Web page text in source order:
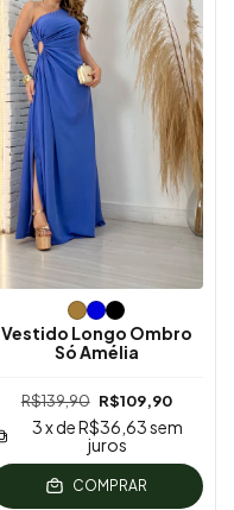
Vestido Longo Ombro
Só Amélia
R$139,90 R$109,90
3x deR$36,63sem
juros
COMPRAR